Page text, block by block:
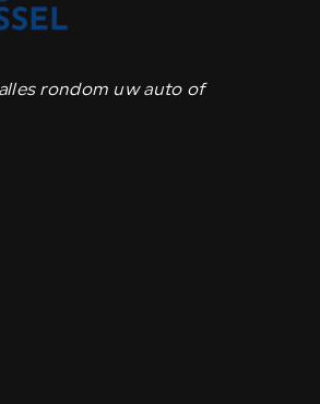
rondom uw auto of